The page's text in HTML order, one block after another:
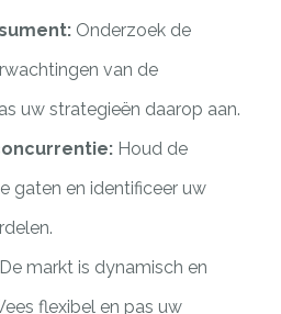
Onderzoek de
van de
uw strategieën daarop aan.
Houd de
gaten en identificeer uw
markt is dynamisch en
flexibel en pas uw